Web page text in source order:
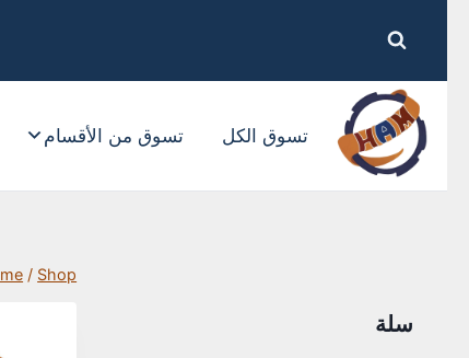
تسوق الكل تسوق من الأقسام
Home / Shop
سلة